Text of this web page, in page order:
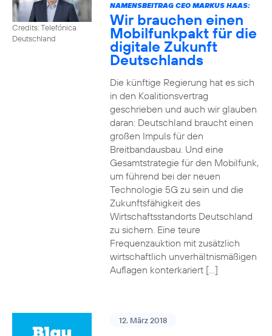
Credits: Telefónica
Deutschland
NAMENSBEITRAG CEO MARKUS HAAS:
Wir brauchen einen
Mobilfunkpakt für die
digitale Zukunft
Deutschlands
Die künftige Regierung hat es sich
in den Koalitionsvertrag
geschrieben und auch wir glauben
daran: Deutschland braucht einen
großen Impuls für den
Breitbandausbau. Und eine
Gesamtstrategie für den Mobilfunk,
um führend bei der neuen
Technologie 5G zu sein und die
Zukunftsfähigkeit des
Wirtschaftsstandorts Deutschland
zu sichern. Eine teure
Frequenzauktion mit zusätzlich
wirtschaftlich unverhältnismäßigen
Auflagen konterkariert […]
12. März 2018